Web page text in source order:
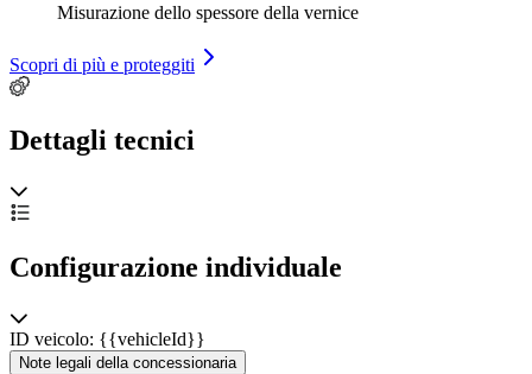
Misurazione dello spessore della vernice
Scopri di più e proteggiti
Dettagli tecnici
Configurazione individuale
ID veicolo: {{vehicleId}}
Note legali della concessionaria